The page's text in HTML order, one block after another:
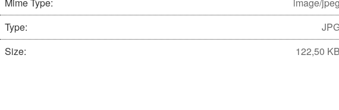
Type:
Size:
122,50 KB